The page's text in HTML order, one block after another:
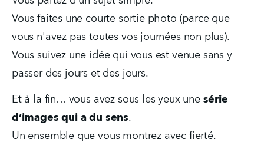
Vous faites une courte sortie photo (parce que
vous n'avez pas toutes vos journées non plus).
Vous suivez une idée qui vous est venue sans y
passer des jours et des jours.
Et à la fin… vous avez sous les yeux une série
d’images qui a du sens.
Un ensemble que vous montrez avec fierté.